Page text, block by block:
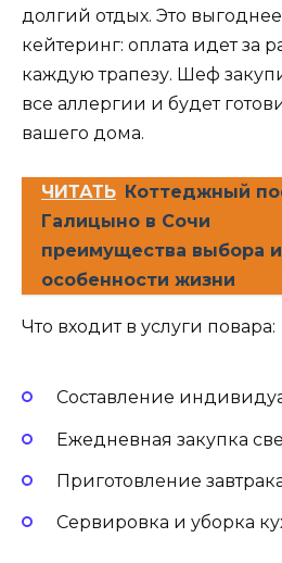
долгий отдых. Это
кейтеринг: оплата идет за
каждую трапезу. Шеф
все аллергии и будет
вашего дома.
ЧИТАТЬ Коттеджный
Галицыно в Сочи
преимущества выбора и
особенности жизни
Что входит в услуги повара:
Составление
Ежедневная закупка
Приготовление
Сервировка и уборка